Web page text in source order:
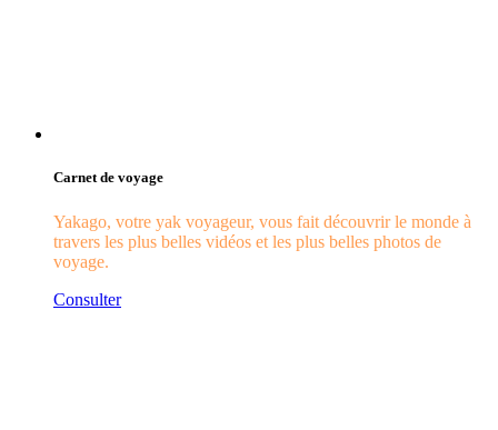
Carnet de voyage
Yakago, votre yak voyageur, vous fait découvrir le monde à
travers les plus belles vidéos et les plus belles photos de
voyage.
Consulter